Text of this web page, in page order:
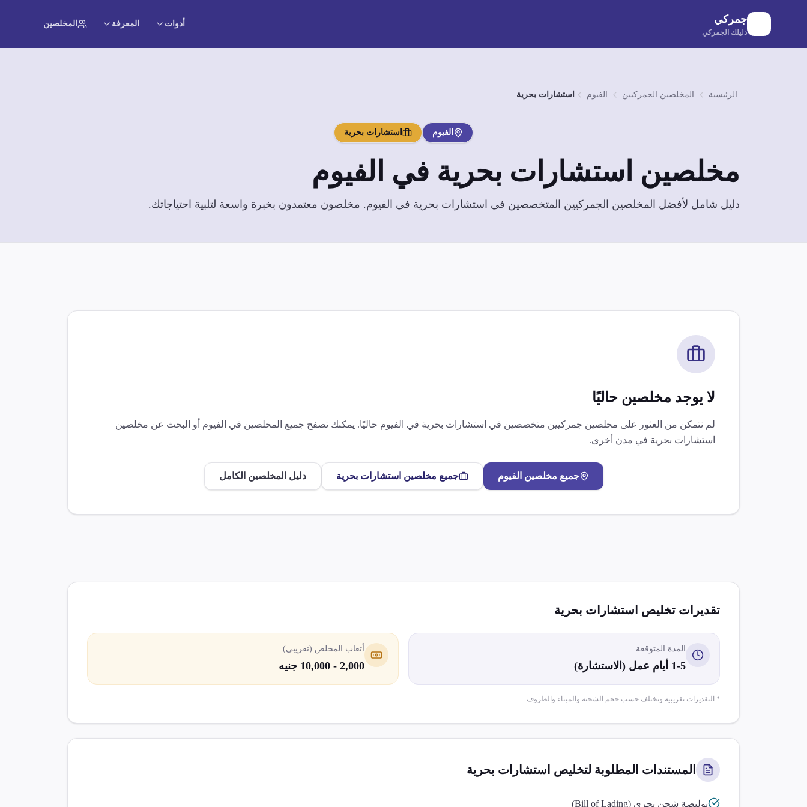
جمركي
دليلك الجمركي
أدوات المعرفة المخلصين
الرئيسية المخلصين الجمركيين الفيوم استشارات بحرية
الفيوم استشارات بحرية
مخلصين استشارات بحرية في الفيوم
دليل شامل لأفضل المخلصين الجمركيين المتخصصين في استشارات بحرية في الفيوم. مخلصون معتمدون بخبرة واسعة لتلبية احتياجاتك.
لا يوجد مخلصين حاليًا
لم نتمكن من العثور على مخلصين جمركيين متخصصين في استشارات بحرية في الفيوم حاليًا. يمكنك تصفح جميع المخلصين في الفيوم أو البحث عن مخلصين
استشارات بحرية في مدن أخرى.
جميع مخلصين الفيوم جميع مخلصين استشارات بحرية دليل المخلصين الكامل
تقديرات تخليص استشارات بحرية
المدة المتوقعة
1-5 أيام عمل (الاستشارة)
أتعاب المخلص (تقريبي)
2,000 - 10,000 جنيه
* التقديرات تقريبية وتختلف حسب حجم الشحنة والميناء والظروف.
المستندات المطلوبة لتخليص استشارات بحرية
بوليصة شحن بحري (Bill of Lading)